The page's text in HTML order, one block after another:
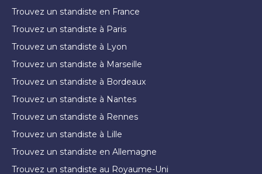
Trouvez un standiste en France
Trouvez un standiste à Paris
Trouvez un standiste à Lyon
Trouvez un standiste à Marseille
Trouvez un standiste à Bordeaux
Trouvez un standiste à Nantes
Trouvez un standiste à Rennes
Trouvez un standiste à Lille
Trouvez un standiste en Allemagne
Trouvez un standiste au Royaume-Uni